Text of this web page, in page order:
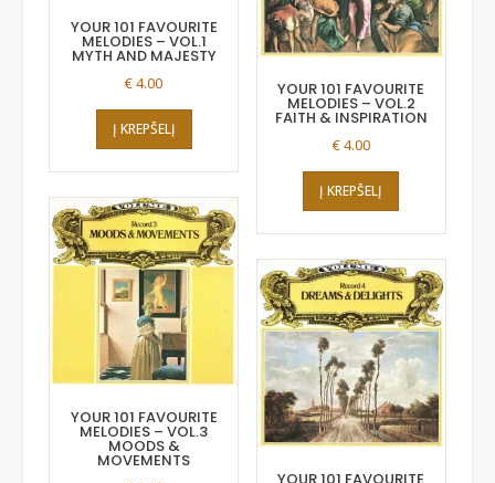
YOUR 101 FAVOURITE
MELODIES – VOL.1
MYTH AND MAJESTY
€4.00
Į KREPŠELĮ
YOUR 101 FAVOURITE
MELODIES – VOL.2
FAITH & INSPIRATION
€4.00
Į KREPŠELĮ
YOUR 101 FAVOURITE
MELODIES – VOL.3
MOODS &
MOVEMENTS